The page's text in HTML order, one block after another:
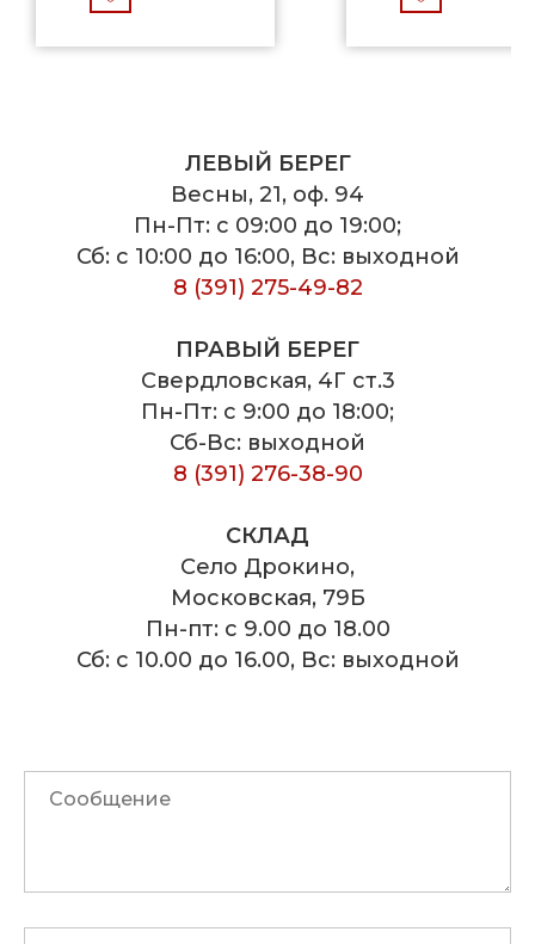
ЛЕВЫЙ БЕРЕГ
Весны, 21, оф. 94
Пн-Пт: с 09:00 до 19:00;
Сб: с 10:00 до 16:00, Вс: выходной
8 (391) 275-49-82
ПРАВЫЙ БЕРЕГ
Свердловская, 4Г ст.3
Пн-Пт: с 9:00 до 18:00;
Сб-Вс: выходной
8 (391) 276-38-90
СКЛАД
Село Дрокино,
Московская, 79Б
Пн-пт: с 9.00 до 18.00
Сб: с 10.00 до 16.00, Вс: выходной